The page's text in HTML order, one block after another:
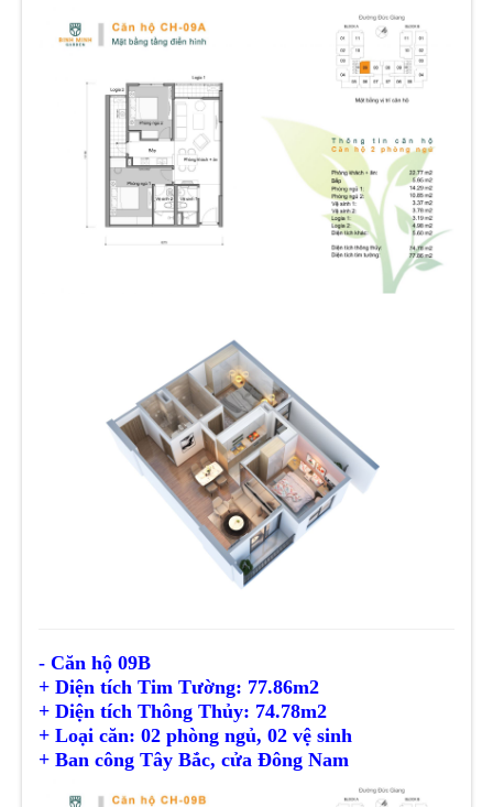
- Căn hộ 09B
+ Diện tích Tim Tường: 77.86m2
+ Diện tíchThông Thủy: 74.78m2
+ Loại căn: 02 phòng ngủ, 02 vệ sinh
+ Ban công Tây Bắc, cửa Đông Nam